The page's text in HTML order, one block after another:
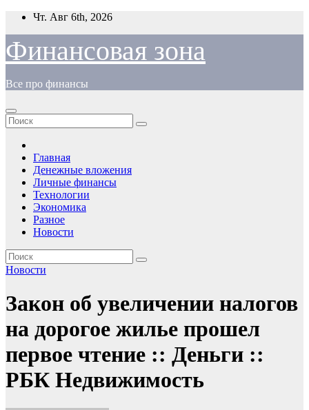
Перейти
содержимому
Чт. Авг 6th, 2026
Финансовая зона
Все про финансы
Главная
Денежные вложения
Личные финансы
Технологии
Экономика
Разное
Новости
Новости
Закон об увеличении налогов
на дорогое жилье прошел
первое чтение :: Деньги ::
РБК Недвижимость